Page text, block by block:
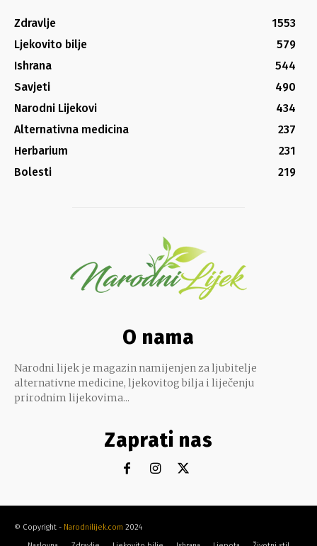
Zdravlje
1553
Ljekovito bilje
579
Ishrana
544
Savjeti
490
Narodni Lijekovi
434
Alternativna medicina
237
Herbarium
231
Bolesti
219
O nama
Narodni lijek je magazin namijenjen za ljubitelje
alternativne medicine, ljekovitog bilja i liječenju
prirodnim lijekovima...
Zaprati nas
© Copyright - Narodnilijek.com 2024